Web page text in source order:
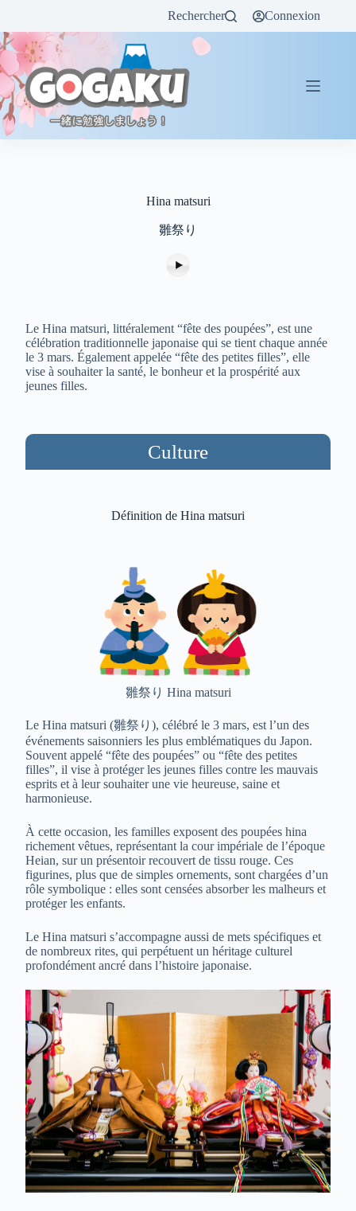
Rechercher Connexion
Hina matsuri
雛祭り
Le Hina matsuri, littéralement “fête des poupées”, est une
célébration traditionnelle japonaise qui se tient chaque année
le 3 mars. Également appelée “fête des petites filles”, elle
vise à souhaiter la santé, le bonheur et la prospérité aux
jeunes filles.
Culture
Définition de Hina matsuri
雛祭り Hina matsuri
Le Hina matsuri (雛祭り), célébré le 3 mars, est l’un des
événements saisonniers les plus emblématiques du Japon.
Souvent appelé “fête des poupées” ou “fête des petites
filles”, il vise à protéger les jeunes filles contre les mauvais
esprits et à leur souhaiter une vie heureuse, saine et
harmonieuse.
À cette occasion, les familles exposent des poupées hina
richement vêtues, représentant la cour impériale de l’époque
Heian, sur un présentoir recouvert de tissu rouge. Ces
figurines, plus que de simples ornements, sont chargées d’un
rôle symbolique : elles sont censées absorber les malheurs et
protéger les enfants.
Le Hina matsuri s’accompagne aussi de mets spécifiques et
de nombreux rites, qui perpétuent un héritage culturel
profondément ancré dans l’histoire japonaise.